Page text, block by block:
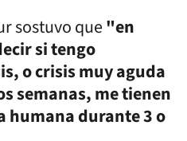
sostuvo que"en
si tengo
o crisis muy aguda
semanas, me tienen
humana durante 3 o